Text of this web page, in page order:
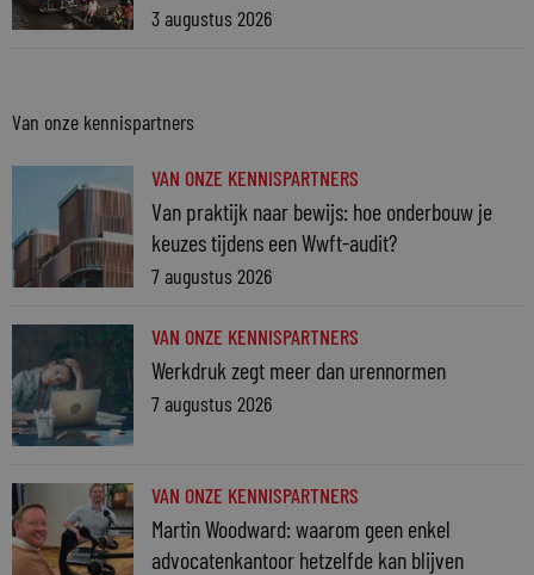
3 augustus 2026
Van onze kennispartners
VAN ONZE KENNISPARTNERS
Van praktijk naar bewijs: hoe onderbouw je
keuzes tijdens een Wwft-audit?
7 augustus 2026
VAN ONZE KENNISPARTNERS
Werkdruk zegt meer dan urennormen
7 augustus 2026
VAN ONZE KENNISPARTNERS
Martin Woodward: waarom geen enkel
advocatenkantoor hetzelfde kan blijven